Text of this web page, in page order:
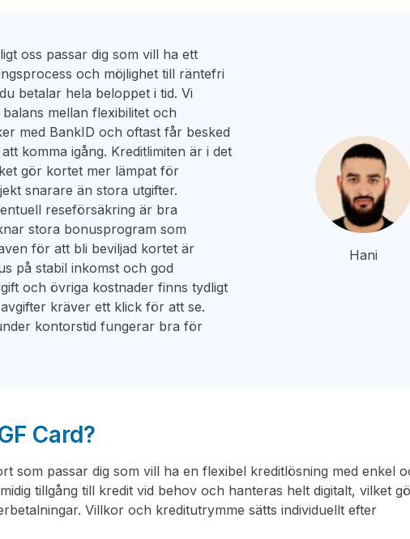
oss passar dig som vill ha ett
och möjlighet till räntefri
betalar hela beloppet i tid. Vi
mellan flexibilitet och
med BankID och oftast får besked
komma igång. Kreditlimiten är i det
gör kortet mer lämpat för
snarare än stora utgifter.
reseförsäkring är bra
stora bonusprogram som
för att bli beviljad kortet är
på stabil inkomst och god
och övriga kostnader finns tydligt
kräver ett klick för att se.
kontorstid fungerar bra för
Hani
Card?
som passar dig som vill ha en flexibel kreditlösning med enkel
tillgång till kredit vid behov och hanteras helt digitalt, vilket
Villkor och kreditutrymme sätts individuellt efter